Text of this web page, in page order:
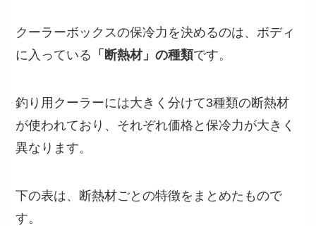
クーラーボックスの保冷力を決めるのは、ボディ
に入っている 「断熱材」の種類です。
釣り用クーラーには大きく分けて3種類の断熱材
が使われており、それぞれ価格と保冷力が大きく
異なります。
下の表は、断熱材ごとの特徴をまとめたもので
す。